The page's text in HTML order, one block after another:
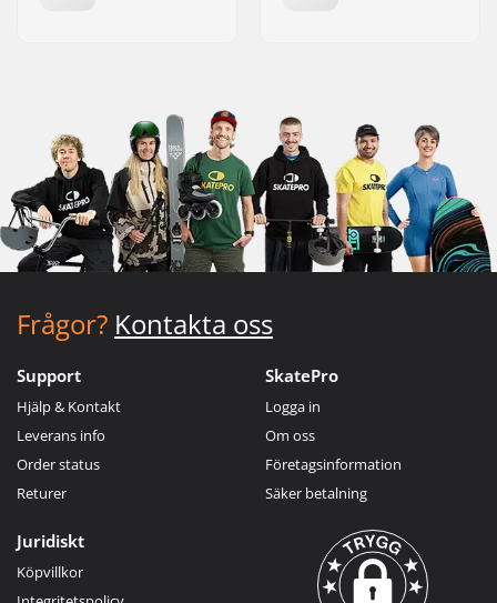
Frågor? Kontakta oss
Support
Hjälp & Kontakt
Leverans info
Order status
Returer
SkatePro
Logga in
Om oss
Företagsinformation
Säker betalning
Juridiskt
Köpvillkor